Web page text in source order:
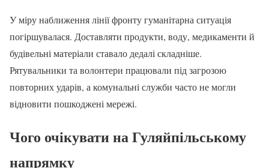
У міру наближення лінії фронту гуманітарна ситуація
погіршувалася. Доставляти продукти, воду, медикаменти й
будівельні матеріали ставало дедалі складніше.
Рятувальники та волонтери працювали під загрозою
повторних ударів, а комунальні служби часто не могли
відновити пошкоджені мережі.
Чого очікувати на Гуляйпільському
напрямку